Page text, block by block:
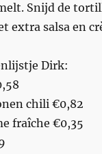
Snijd de
extra salsa en
Dirk:
chili €0,82
fraîche €0,35